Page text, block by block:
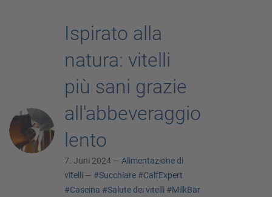
Ispirato alla
natura: vitelli
più sani grazie
all'abbeveraggio
lento
7. Juni 2024 — Alimentazione di
vitelli — #Succhiare #CalfExpert
#Caseina #Salute dei vitelli #MilkBar